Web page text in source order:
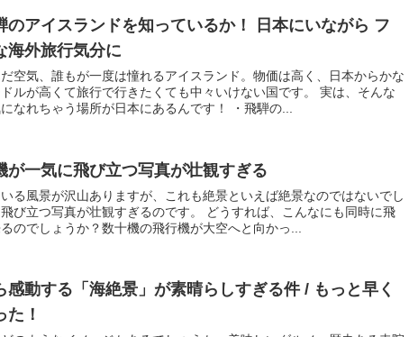
のアイスランドを知っているか！ 日本にいながら フ
海外旅行気分に
空気、誰もが一度は憧れるアイスランド。物価は高く、日本からかな
ルが高くて旅行で行きたくても中々いけない国です。 実は、そんな
なれちゃう場所が日本にあるんです！ ・飛騨の...
が一気に飛び立つ写真が壮観すぎる
る風景が沢山ありますが、これも絶景といえば絶景なのではないでし
び立つ写真が壮観すぎるのです。 どうすれば、こんなにも同時に飛
のでしょうか？数十機の飛行機が大空へと向かっ...
感動する「海絶景」が素晴らしすぎる件 / もっと早く
！